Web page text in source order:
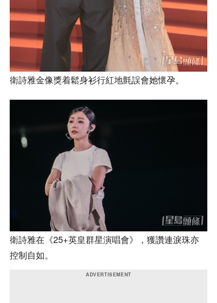
衛詩雅金像獎着鬆身衫行紅地氈誤會她懷孕。
衛詩雅在《25+英皇群星演唱會》，獲讚連淚珠亦
控制自如。